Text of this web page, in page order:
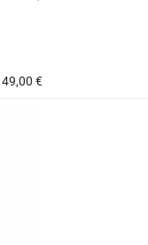
€